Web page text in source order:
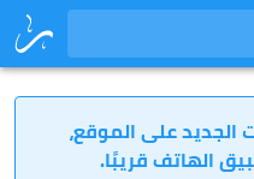
الجديد على الموقع،
الهاتف قريبًا.